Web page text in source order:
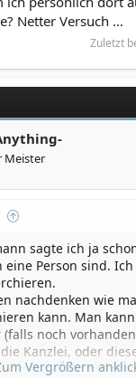
Netter Versuch …
Zuletzt
Meister
sagte ich ja
eine Person sind.
nachdenken wie
kann. Man
noch
Kanzlei, oder
für ein
Vergrößern